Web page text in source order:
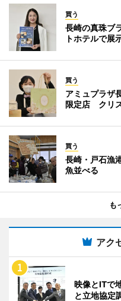
買う
長崎の真珠ブ
トホテルで展
買う
アミュプラザ
限定店 クリ
買う
長崎・戸石漁
魚並べる
も
アク
映像とITで
と立地協定